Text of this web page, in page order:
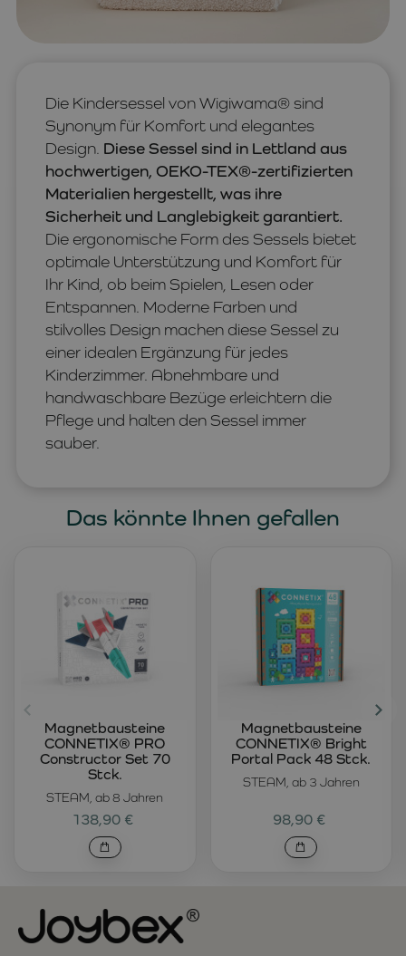
Die Kindersessel von Wigiwama® sind
Synonym für Komfort und elegantes
Design. Diese Sessel sind in Lettland aus
hochwertigen, OEKO-TEX®-zertifizierten
Materialien hergestellt, was ihre
Sicherheit und Langlebigkeit garantiert.
Die ergonomische Form des Sessels bietet
optimale Unterstützung und Komfort für
Ihr Kind, ob beim Spielen, Lesen oder
Entspannen. Moderne Farben und
stilvolles Design machen diese Sessel zu
einer idealen Ergänzung für jedes
Kinderzimmer. Abnehmbare und
handwaschbare Bezüge erleichtern die
Pflege und halten den Sessel immer
sauber.
Das könnte Ihnen gefallen
STEAM, ab 8 Jahren
Magnetbausteine
CONNETIX® PRO
Constructor Set 70
Stck.
138,90 €
STEAM, ab 3 Jahren
Magnetbausteine
CONNETIX® Bright
Portal Pack 48 Stck.
98,90 €